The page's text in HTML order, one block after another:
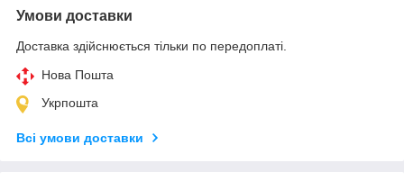
Умови доставки
Доставка здійснюється тільки по передоплаті.
Нова Пошта
Укрпошта
Всі умови доставки